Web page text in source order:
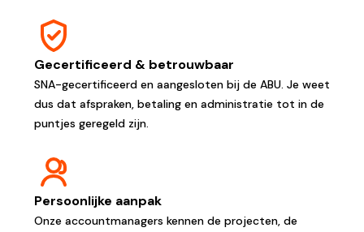
Gecertificeerd & betrouwbaar
SNA-gecertificeerd en aangesloten bij de ABU. Je weet
dus dat afspraken, betaling en administratie tot in de
puntjes geregeld zijn.
Persoonlijke aanpak
Onze accountmanagers kennen de projecten, de